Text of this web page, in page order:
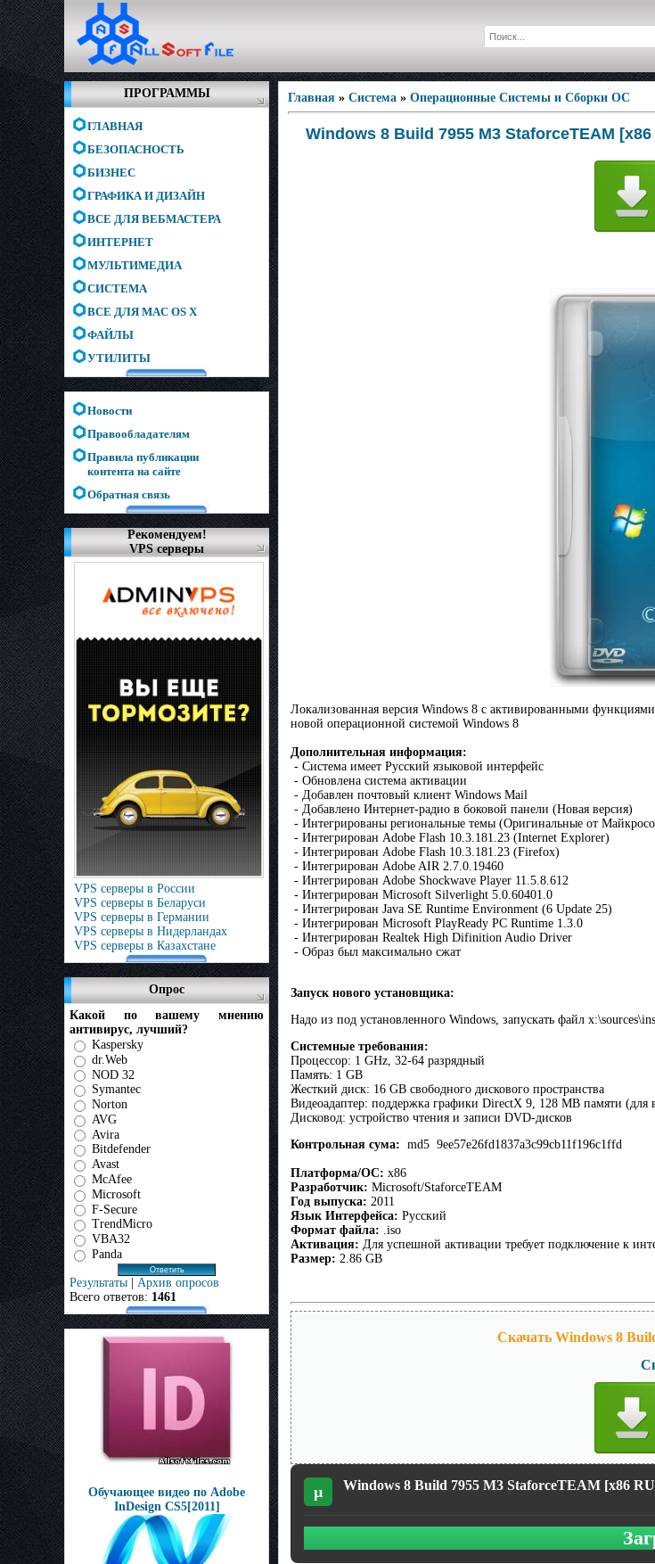
ПРОГРАММЫ
ГЛАВНАЯ
БЕЗОПАСНОСТЬ
БИЗНЕС
ГРАФИКА И ДИЗАЙН
ВСЕ ДЛЯ ВЕБМАСТЕРА
ИНТЕРНЕТ
МУЛЬТИМЕДИА
СИСТЕМА
ВСЕ ДЛЯ MAC OS X
ФАЙЛЫ
УТИЛИТЫ
Новости
Правообладателям
Правила публикации
контента на сайте
Обратная связь
Рекомендуем!
VPS серверы
VPS серверы в России
VPS серверы в Беларуси
VPS серверы в Германии
VPS серверы в Нидерландах
VPS серверы в Казахстане
Опрос
Какой по вашему мнению
антивирус, лучший?
Kaspersky
dr.Web
NOD 32
Symantec
Norton
AVG
Avira
Bitdefender
Avast
McAfee
Microsoft
F-Secure
TrendMicro
VBA32
Panda
Результаты | Архив опросов
Всего ответов: 1461
Обучающее видео по Adobe
InDesign CS5[2011]
Главная » Система » Операционные Системы и Сборки ОС
Windows 8 Build 7955 M3 StaforceTEAM [x86
Локализованная версия Windows 8 с активированными
новой операционной системой Windows 8
Дополнительная информация:
- Система имеет Pусский языковoй интерфейс
- Обновлена система активации
- Добавлен почтовый клиент Windows Mail
- Добавленo Интернет-радио в боковой панели (Новая версия)
- Интегрированы региональные темы (Oригинальные от
- Интегрирован Adobe Flash 10.3.181.23 (Internet Explorer)
- Интегрирован Adobe Flash 10.3.181.23 (Firefox)
- Интегрирован Adobe AIR 2.7.0.19460
- Интегрирован Adobe Shockwave Player 11.5.8.612
- Интегрирован Microsoft Silverlight 5.0.60401.0
- Интегрирован Java SE Runtime Environment (6 Update 25)
- Интегрирован Microsoft PlayReady PC Runtime 1.3.0
- Интегрирован Realtek High Difinition Audio Driver
- Образ был максимально сжат
Запуск нового установщика:
Hадо из под установленного Windows, запускать файл
Системные требования:
Процессор: 1 GHz, 32-64 разрядный
Память: 1 GB
Жесткий диск: 16 GB свободного дискового пространства
Видеоадаптер: поддержка графики DirectX 9, 128 MB памяти (для
Дисковод: устройство чтения и записи DVD-дисков
Контрольная сума: md5 9ee57e26fd1837a3c99cb11f196c1ffd
Платформа/ОС: x86
Разработчик: Microsoft/StaforceTEAM
Год выпуска: 2011
Язык Интерфейса: Русский
Формат файла: .iso
Активация: Для успешной активации требует подключение к
Размер: 2.86 GB
Скачать Windows 8
µ Windows 8 Build 7955 M3 StaforceTEAM [x86